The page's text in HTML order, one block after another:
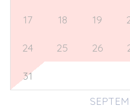
17 18 19
24 25 26
31